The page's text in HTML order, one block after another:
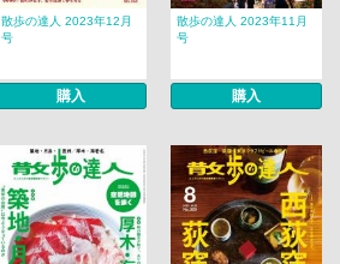
散歩の達人 2023年12月
号
購入
散歩の達人 2023年11月
号
購入